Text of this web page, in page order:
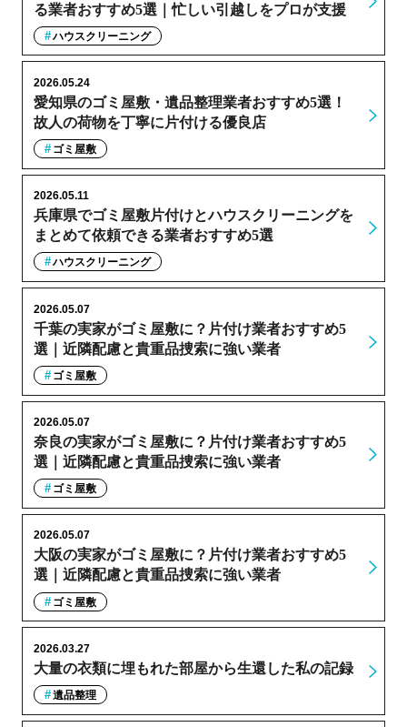
る業者おすすめ5選｜忙しい引越しをプロが支援
ハウスクリーニング
愛知県のゴミ屋敷・遺品整理業者おすすめ5選！
故人の荷物を丁寧に片付ける優良店
2026.05.24
ゴミ屋敷
兵庫県でゴミ屋敷片付けとハウスクリーニングを
まとめて依頼できる業者おすすめ5選
2026.05.11
ハウスクリーニング
千葉の実家がゴミ屋敷に？片付け業者おすすめ5
選｜近隣配慮と貴重品捜索に強い業者
2026.05.07
ゴミ屋敷
奈良の実家がゴミ屋敷に？片付け業者おすすめ5
選｜近隣配慮と貴重品捜索に強い業者
2026.05.07
ゴミ屋敷
大阪の実家がゴミ屋敷に？片付け業者おすすめ5
選｜近隣配慮と貴重品捜索に強い業者
2026.05.07
ゴミ屋敷
大量の衣類に埋もれた部屋から生還した私の記録
2026.03.27
遺品整理